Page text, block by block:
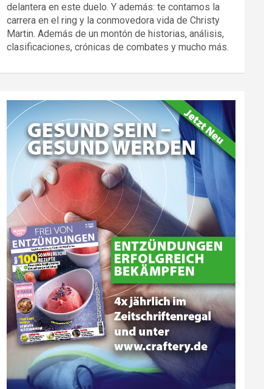
delantera en este duelo. Y además: te contamos la
carrera en el ring y la conmovedora vida de Christy
Martin. Además de un montón de historias, análisis,
clasificaciones, crónicas de combates y mucho más.